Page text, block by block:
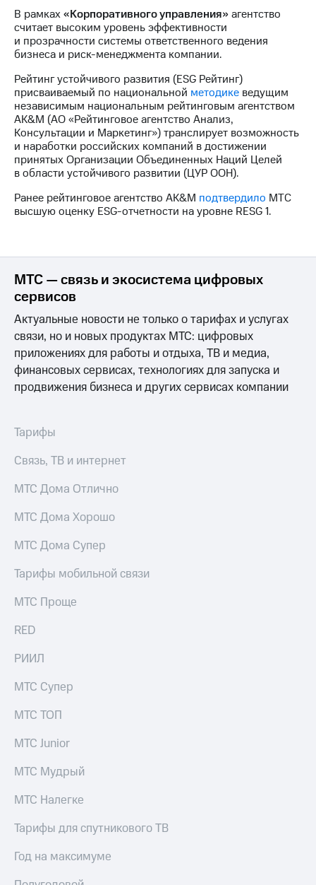
Собрания
акционеров
Личный
кабинет
акционера
Акционерный
капитал
Контроль
и
аудит
Рынок
акций
Описание
Программа
приобретения
акций
Дивиденды
Рынок
облигаций
Описание
Еврооблигации-2023
Уведомление
о
погашении
именных
Реквизиты
развитие
На главную
В рамках«Корпоративного управления»агентство
считает высоким уровень эффективности
и прозрачности системы ответственного ведения
бизнеса и риск-менеджмента компании.
Рейтинг устойчивого развития (ESG Рейтинг)
присваиваемый по национальной методике ведущим
независимым национальным рейтинговым агентством
AK&M (АО «Рейтинговое агентство Анализ,
Консультации и Маркетинг») транслирует возможность
и наработки российских компаний в достижении
принятых Организации Объединенных Наций Целей
в области устойчивого развитии (ЦУР ООН).
Ранее рейтинговое агентство AK&M подтвердило МТС
высшую оценку ESG-отчетности на уровне RESG 1.
МТС — связь и экосистема цифровых
сервисов
Актуальные новости не только о тарифах и услугах
связи, но и новых продуктах МТС: цифровых
приложениях для работы и отдыха, ТВ и медиа,
финансовых сервисах, технологиях для запуска и
продвижения бизнеса и других сервисах компании
Тарифы
Связь, ТВ и интернет
МТС Дома Отлично
МТС Дома Хорошо
МТС Дома Супер
Тарифы мобильной связи
МТС Проще
RED
РИИЛ
МТС Супер
МТС ТОП
МТС Junior
МТС Мудрый
МТС Налегке
Тарифы для спутникового ТВ
Год на максимуме